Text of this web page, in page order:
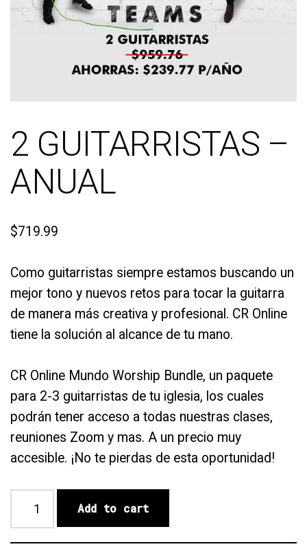
2 GUITARRISTAS –
ANUAL
$719.99
Como guitarristas siempre estamos buscando un
mejor tono y nuevos retos para tocar la guitarra
de manera más creativa y profesional. CR Online
tiene la solución al alcance de tu mano.
CR Online Mundo Worship Bundle, un paquete
para 2-3 guitarristas de tu iglesia, los cuales
podrán tener acceso a todas nuestras clases,
reuniones Zoom y mas. A un precio muy
accesible. ¡No te pierdas de esta oportunidad!
Add to cart